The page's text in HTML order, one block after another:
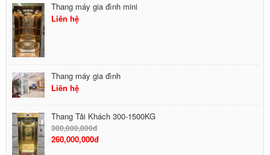
Thang máy gia đình mini
Liên hệ
Thang máy gia đình
Liên hệ
Thang Tải Khách 300-1500KG
300,000,000đ
260,000,000đ